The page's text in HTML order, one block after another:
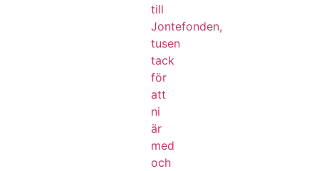
till
Jontefonden,
tusen
tack
för
att
ni
är
med
och